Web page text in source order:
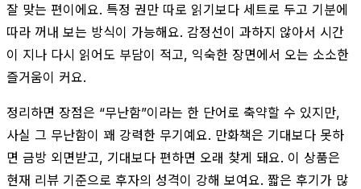
잘 맞는 편이에요. 특정 권만 따로 읽기보다 세트로 두고 기분에
따라 꺼내 보는 방식이 가능해요. 감정선이 과하지 않아서 시간
이 지나 다시 읽어도 부담이 적고, 익숙한 장면에서 오는 소소한
즐거움이 커요.
정리하면 장점은 “무난함”이라는 한 단어로 축약할 수 있지만,
사실 그 무난함이 꽤 강력한 무기예요. 만화책은 기대보다 못하
면 금방 외면받고, 기대보다 편하면 오래 찾게 돼요. 이 상품은
현재 리뷰 기준으로 후자의 성격이 강해 보여요. 짧은 후기가 많